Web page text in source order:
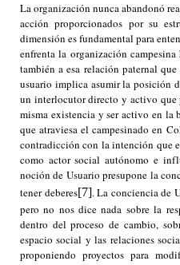
La organización nunca abandonó
acción proporcionados por su
dimensión es fundamental para
enfrenta la organización
también a esa relación paternal
usuario implica asumir la posición
un interlocutor directo y activo que
misma existencia y ser activo en la
que atraviesa el campesinado en
contradicción con la intención que
como actor social autónomo e
noción de Usuario presupone la
tener deberes[7]. La conciencia de
pero no nos dice nada sobre la
dentro del proceso de cambio,
espacio social y las relaciones
proponiendo proyectos para